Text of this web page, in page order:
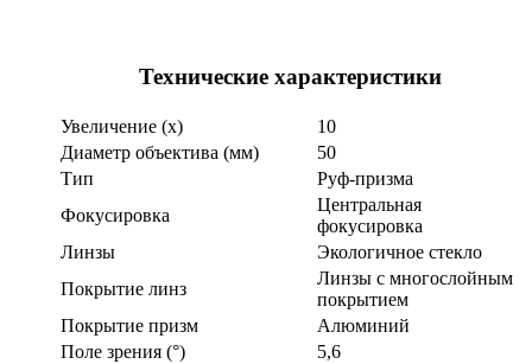
Технические характеристики
Увеличение (x)
10
Диаметр объектива (мм)
50
Тип
Руф-призма
Фокусировка
Центральная
фокусировка
Линзы
Экологичное стекло
Покрытие линз
Линзы с многослойным
покрытием
Покрытие призм
Алюминий
Поле зрения (°)
5,6